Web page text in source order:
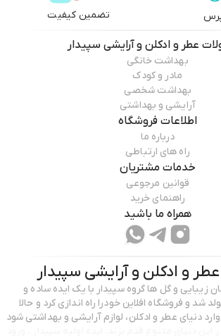
تضمین کیفیت
عطر و ادکلن و آرایشی سپیدار
بهداشت خانگی
مادر و کودک
بهداشت شخصی
آرایشی و بهداشتی
اطلاعات فروشگاه
درباره ما
راه های ارتباطی
خدمات مشتریان
قوانین مرجوعی
راهنمای خرید
همراه ما باشید
عطر و ادکلن و آرایشی سپیدار
سپیدار، دریچه‌ای به جهان زیبایی و گل ها گروه سپیدار با یک ایده‌ ساده و
خلاقانه در سال 1385متولد شد و فروشگاه افلاین خودرا راه اندازی کرد و حالا
دنیای عطر و ادکلن، لوازم آرایشی و بهداشتی شود